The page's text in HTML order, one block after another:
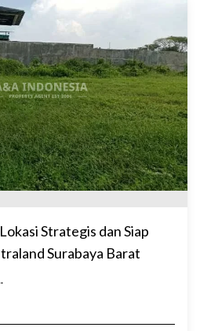
Strategis dan Siap
Surabaya Barat